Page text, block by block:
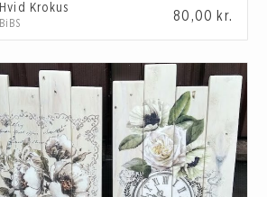
Hvid Krokus
80,00 kr.
BiBS